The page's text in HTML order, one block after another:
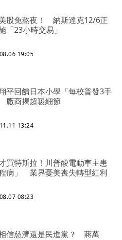
股免熬夜！ 納斯達克12/6正
「23小時交易」
19:05
平回饋日本小學「每校普發3手
商揭超暖細節
13:24
買特斯拉！川普酸電動車主患
程病」 業界憂美喪失轉型紅利
08:23
信慈濟還是民進黨？ 蔣萬